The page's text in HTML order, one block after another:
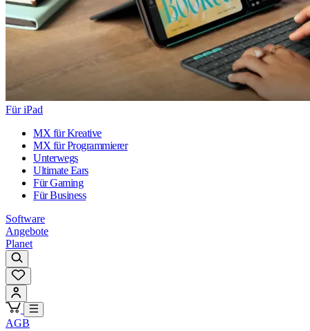
Für iPad
MX für Kreative
MX für Programmierer
Unterwegs
Ultimate Ears
Für Gaming
Für Business
Software
Angebote
Planet
AGB